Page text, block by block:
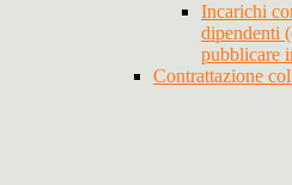
Incarichi
dipendenti
pubblicare
Contrattazione